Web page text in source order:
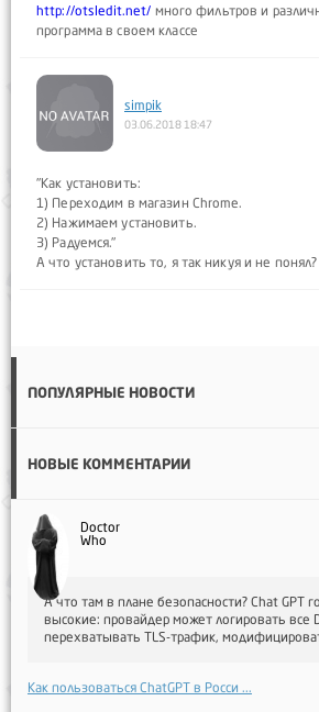
http://otsledit.net/ много фильтров и
программа в своем классе
simpik
03.06.2018 18:47
"Как установить:
1) Переходим в магазин Chrome.
2) Нажимаем установить.
3) Радуемся."
А что установить то, я так никуя и не понял?
ПОПУЛЯРНЫЕ НОВОСТИ
НОВЫЕ КОММЕНТАРИИ
Doctor
Who
А что там в плане безопасности? Chat GPT
высокие: провайдер может логировать все
перехватывать TLS-трафик,
Как пользоваться ChatGPT в Росси ...